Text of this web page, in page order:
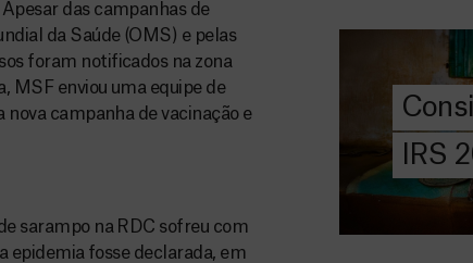
das campanhas de
da Saúde (OMS) e pelas
foram notificados na zona
MSF enviou uma equipe de
campanha de vacinação e
sarampo na RDC sofreu com
epidemia fosse declarada, em
IRS
Saiba tudo
IRS: o que é,
preencher, e
MSF com o
DOE
AGORA
Angarie